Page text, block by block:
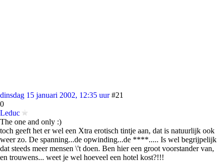
dinsdag 15 januari 2002, 12:35 uur #21
0
Leduc
The one and only :)
toch geeft het er wel een Xtra erotisch tintje aan, dat is natuurlijk ook
weer zo. De spanning...de opwinding...de ****..... Is wel begrijpelijk
dat steeds meer mensen \'t doen. Ben hier een groot voorstander van,
en trouwens... weet je wel hoeveel een hotel kost?!!!